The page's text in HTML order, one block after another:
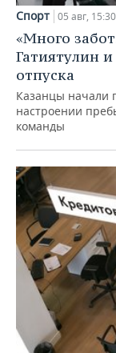
Спорт 05 авг, 15:30
«Много
Гатиятулин
отпуска
Казанцы начали
настроении
команды